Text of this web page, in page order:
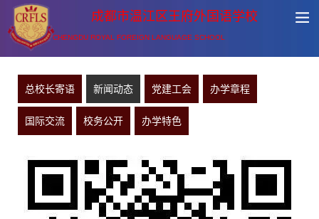
成都市温江区王府外国语学校
CHENGDU ROYAL FOREIGN LANGUAGE SCHOOL
总校长寄语 新闻动态 党建工会 办学章程
国际交流 校务公开 办学特色